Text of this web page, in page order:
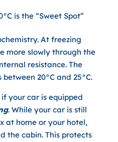
is the “Sweet Spot”
At freezing
more slowly through the
resistance. The
between 20°C and 25°C.
if your car is equipped
. While your car is still
at home or your hotel,
the cabin. This protects